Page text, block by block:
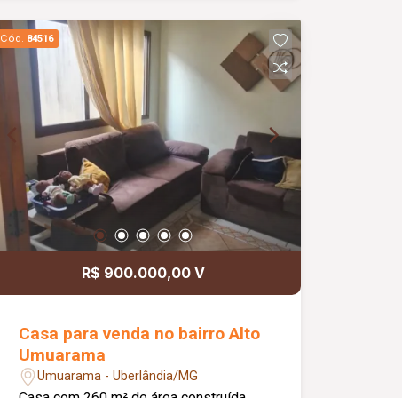
Cód. 84516
R$ 900.000,00 V
Casa para venda no bairro Alto
Umuarama
Umuarama - Uberlândia/MG